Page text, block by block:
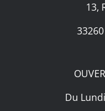
13,
33260
Du